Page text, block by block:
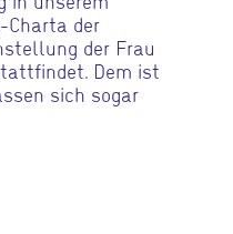
Charta der
der Frau
Dem ist
sich sogar